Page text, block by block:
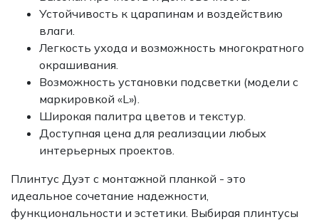
Устойчивость к царапинам и воздействию
влаги.
Легкость ухода и возможность многократного
окрашивания.
Возможность установки подсветки (модели с
маркировкой «L»).
Широкая палитра цветов и текстур.
Доступная цена для реализации любых
интерьерных проектов.
Плинтус Дуэт с монтажной планкой - это
идеальное сочетание надежности,
функциональности и эстетики. Выбирая плинтусы